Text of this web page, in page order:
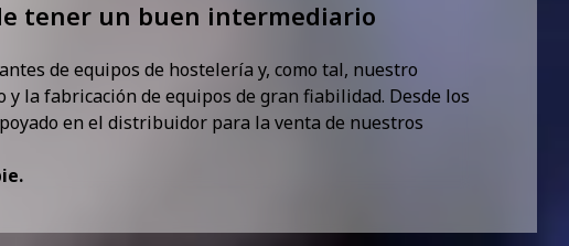
tener un buen intermediario
de equipos de hostelería y, como tal, nuestro
y la fabricación de equipos de gran fiabilidad. Desde los
en el distribuidor para la venta de nuestros